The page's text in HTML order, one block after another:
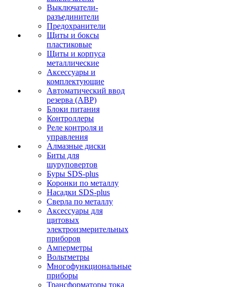
Выключатели-
разъединители
Предохранители
Щиты и боксы
пластиковые
Щиты и корпуса
металлические
Аксессуары и
комплектующие
Автоматический ввод
резерва (АВР)
Блоки питания
Контроллеры
Реле контроля и
управления
Алмазные диски
Биты для
шуруповертов
Буры SDS-plus
Коронки по металлу
Насадки SDS-plus
Сверла по металлу
Аксессуары для
щитовых
электроизмерительных
приборов
Амперметры
Вольтметры
Многофункциональные
приборы
Трансформаторы тока